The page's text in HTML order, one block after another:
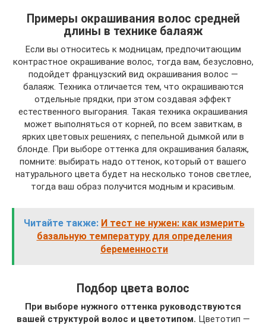
Примеры окрашивания волос средней
длины в технике балаяж
Если вы относитесь к модницам, предпочитающим
контрастное окрашивание волос, тогда вам, безусловно,
подойдет французский вид окрашивания волос —
балаяж. Техника отличается тем, что окрашиваются
отдельные прядки, при этом создавая эффект
естественного выгорания. Такая техника окрашивания
может выполняться от корней, по всем завиткам, в
ярких цветовых решениях, с пепельной дымкой или в
блонде. При выборе оттенка для окрашивания балаяж,
помните: выбирать надо оттенок, который от вашего
натурального цвета будет на несколько тонов светлее,
тогда ваш образ получится модным и красивым.
Читайте также: И тест не нужен: как измерить
базальную температуру для определения
беременности
Подбор цвета волос
При выборе нужного оттенка руководствуются
вашей структурой волос и цветотипом. Цветотип —